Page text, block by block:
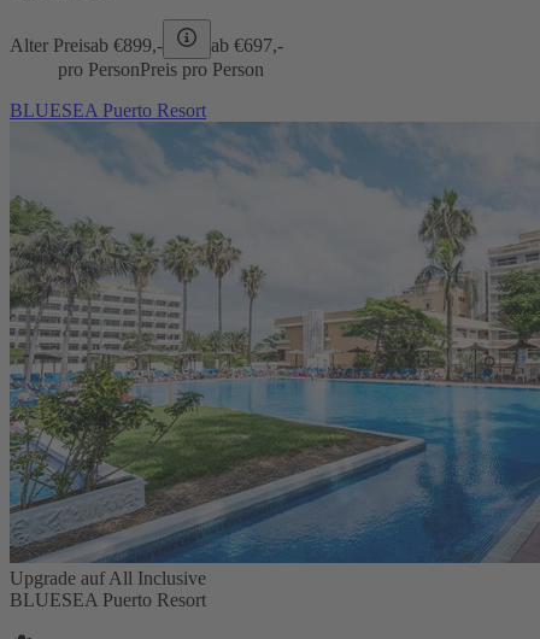
Alter Preisab €899,- ab €697,-
pro PersonPreis pro Person
BLUESEA Puerto Resort
Upgrade auf All Inclusive
BLUESEA Puerto Resort